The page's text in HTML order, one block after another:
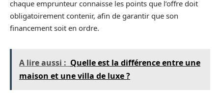
chaque emprunteur connaisse les points que l’offre doit
obligatoirement contenir, afin de garantir que son
financement soit en ordre.
A lire aussi : Quelle est la différence entre une
maison et une villa de luxe ?